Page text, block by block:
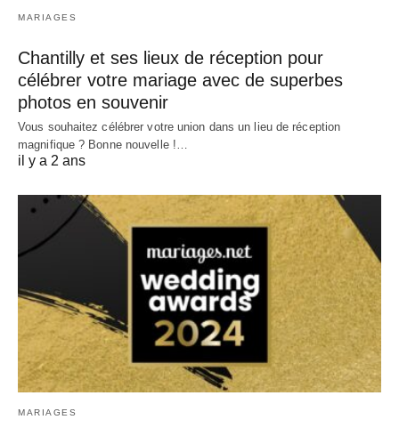
MARIAGES
Chantilly et ses lieux de réception pour
célébrer votre mariage avec de superbes
photos en souvenir
Vous souhaitez célébrer votre union dans un lieu de réception
magnifique ? Bonne nouvelle !…
il y a 2 ans
MARIAGES